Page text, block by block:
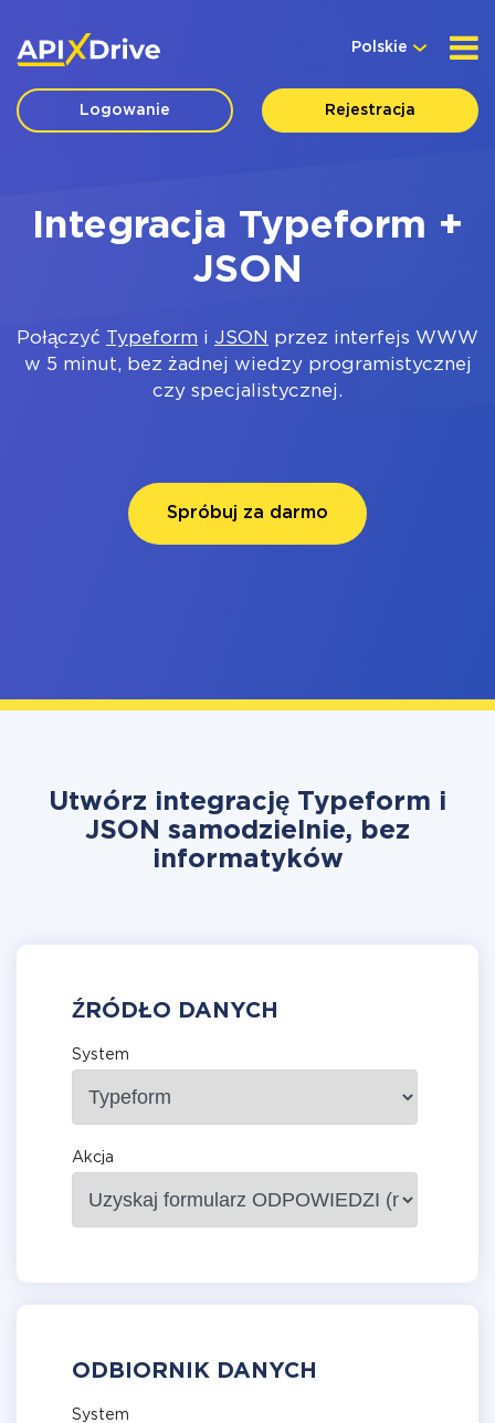
Polskie
Logowanie Rejestracja
Integracja Typeform +
JSON
Połączyć Typeform i JSON przez interfejs WWW
w 5 minut, bez żadnej wiedzy programistycznej
czy specjalistycznej.
Spróbuj za darmo
Utwórz integrację Typeform i
JSON samodzielnie, bez
informatyków
ŹRÓDŁO DANYCH
System
Akcja
ODBIORNIK DANYCH
System